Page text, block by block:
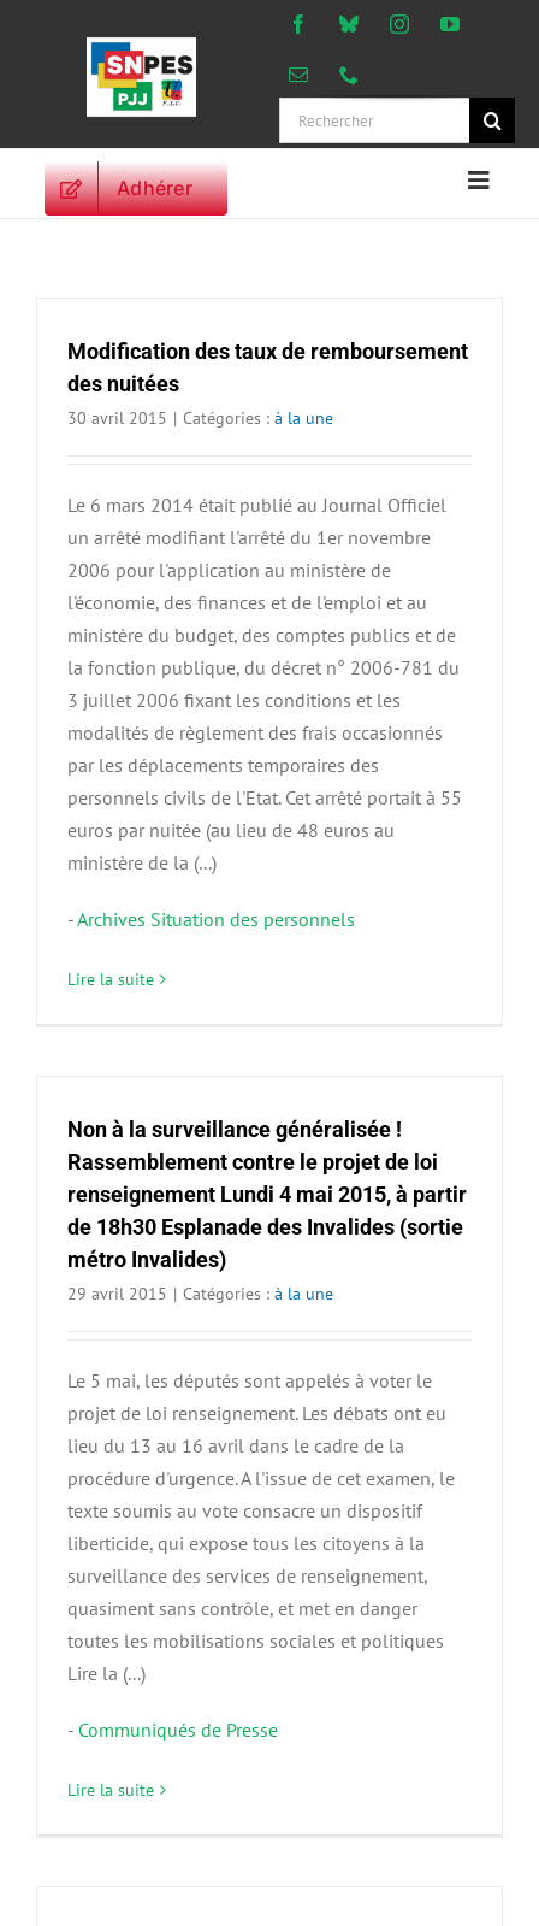
Rechercher:
Adhérer
PROFESSIONNELLES
PUBLICATIONS
Modification des taux de remboursement
des nuitées
30 avril 2015 | Catégories : à la une
Le 6 mars 2014 était publié au Journal Officiel
un arrêté modifiant l'arrêté du 1er novembre
2006 pour l'application au ministère de
l'économie, des finances et de l'emploi et au
ministère du budget, des comptes publics et de
la fonction publique, du décret n° 2006-781 du
3 juillet 2006 fixant les conditions et les
modalités de règlement des frais occasionnés
par les déplacements temporaires des
personnels civils de l'Etat. Cet arrêté portait à 55
euros par nuitée (au lieu de 48 euros au
ministère de la (...)
-Archives Situation des personnels
Lire la suite
Non à la surveillance généralisée !
Rassemblement contre le projet de loi
renseignement Lundi 4 mai 2015, à partir
de 18h30 Esplanade des Invalides (sortie
métro Invalides)
29 avril 2015 | Catégories : à la une
Le 5 mai, les députés sont appelés à voter le
projet de loi renseignement. Les débats ont eu
lieu du 13 au 16 avril dans le cadre de la
procédure d'urgence. A l'issue de cet examen, le
texte soumis au vote consacre un dispositif
liberticide, qui expose tous les citoyens à la
surveillance des services de renseignement,
quasiment sans contrôle, et met en danger
toutes les mobilisations sociales et politiques
Lire la (...)
- Communiqués de Presse
Lire la suite